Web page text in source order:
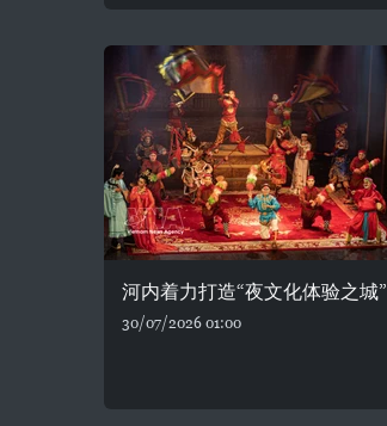
河内着力打造“夜文化体验之城”
30/07/2026 01:00